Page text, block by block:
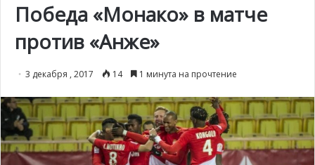
Победа «Монако» в матче
против «Анже»
3 декабря , 2017 14 1 минута на прочтение